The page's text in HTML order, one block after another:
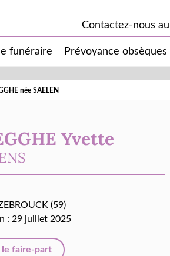
Contactez-nous
funéraire Prévoyance obsèques
née SAELEN
Yvette
(59)
: 29 juillet 2025
le faire-part